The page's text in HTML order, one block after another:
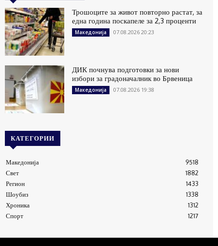
Трошоците за живот повторно растат, за
една година поскапеле за 2,3 проценти
Македонија 07.08.2026 20:23
ДИК почнува подготовки за нови
избори за градоначалник во Брвеница
Македонија 07.08.2026 19:38
КАТЕГОРИИ
Македонија
9518
Свет
1882
Регион
1433
Шоубиз
1338
Хроника
1312
Спорт
1217